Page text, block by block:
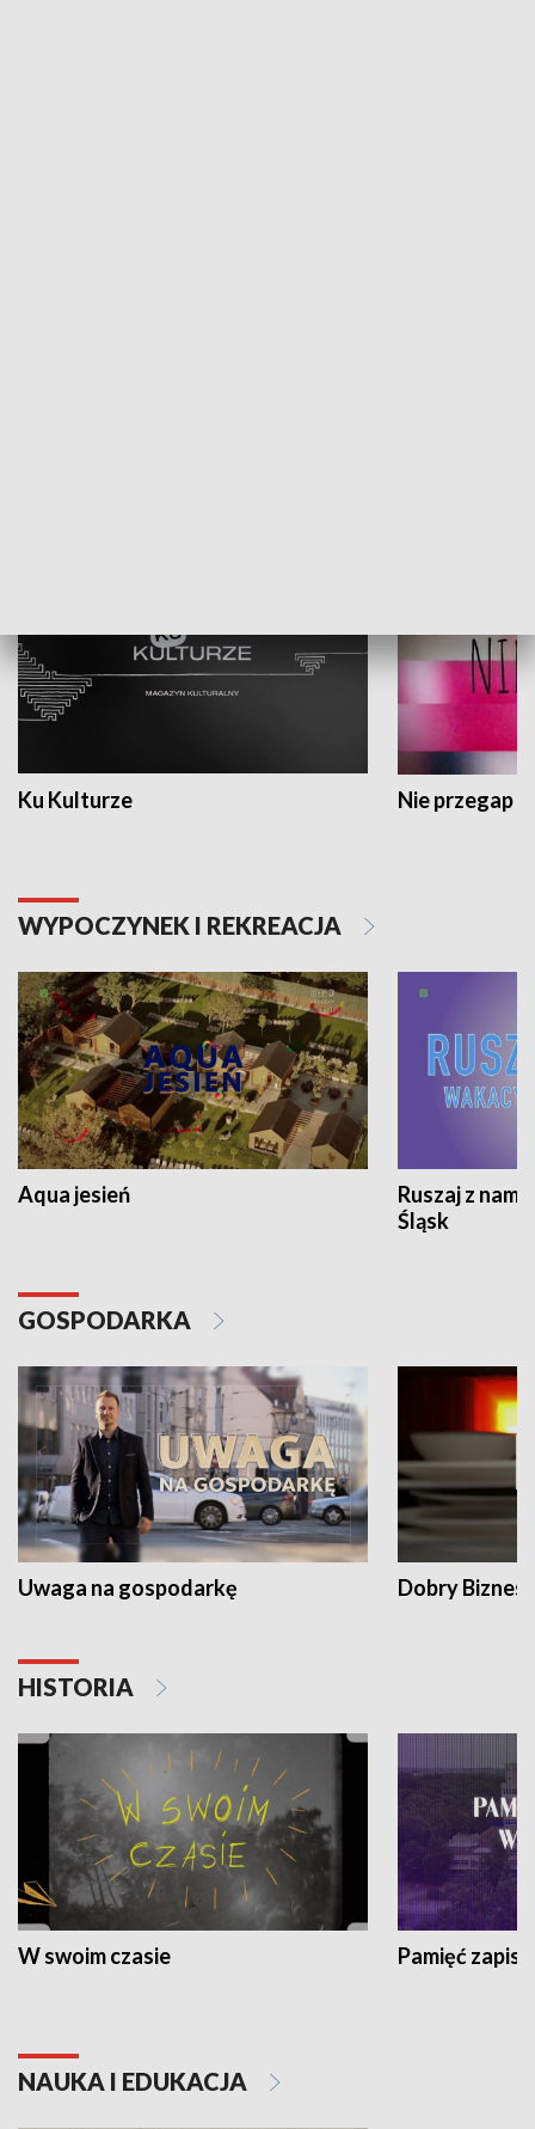
Ku Kulturze Nie przegap
WYPOCZYNEK I REKREACJA
Aqua jesień
Ruszaj z
Śląsk
GOSPODARKA
Uwaga na gospodarkę Dobry Biznes
HISTORIA
W swoim czasie Pamięć
NAUKA I EDUKACJA